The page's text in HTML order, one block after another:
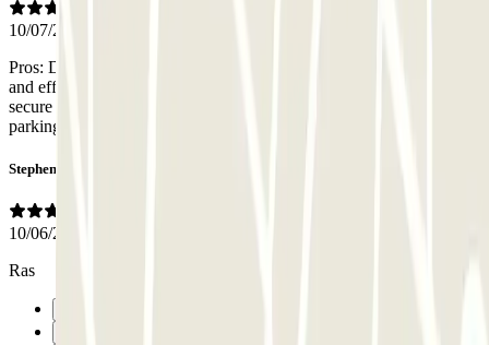
10/07/2026
Pros: During working hours the office was staffed with a friendly
and efficient person. Entrance is easy to find; parking seems very
secure and peaceful. Cons: very narrow for a larger car, most
parking spaces already reserved.
Stephen
10/06/2026
Ras